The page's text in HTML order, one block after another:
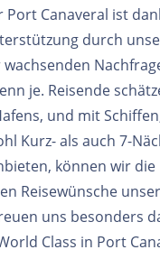
Port Canaveral ist
durch
je. Reisende
und mit
Kurz- als auch 7-
können wir die
Reisewünsche
uns besonders
Class in Port